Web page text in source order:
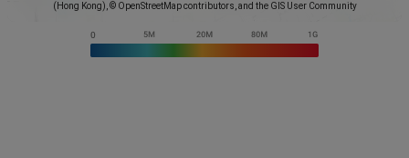
(Hong Kong), © OpenStreetMap contributors, and the GIS User Community